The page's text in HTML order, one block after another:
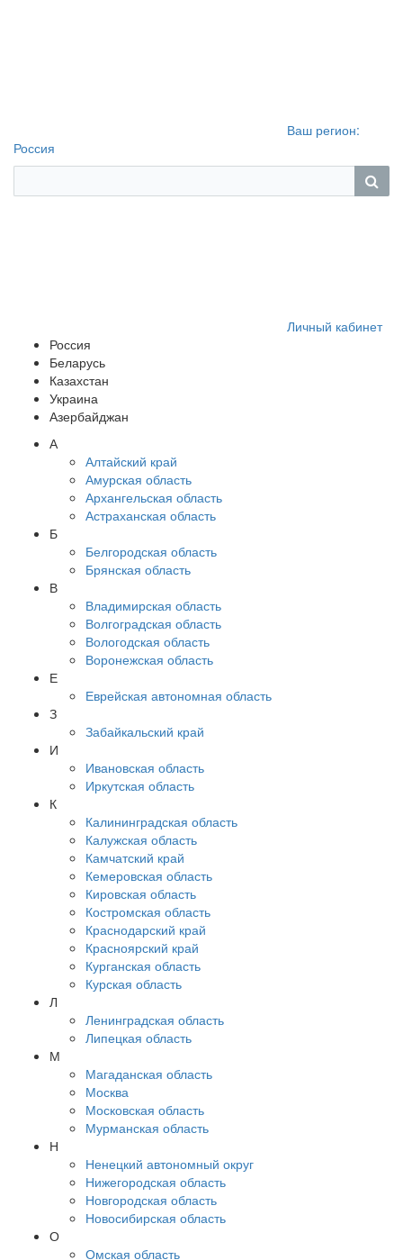
Ваш регион:
Россия
Личный кабинет
Россия
Беларусь
Казахстан
Украина
Азербайджан
А
Алтайский край
Амурская область
Архангельская область
Астраханская область
Б
Белгородская область
Брянская область
В
Владимирская область
Волгоградская область
Вологодская область
Воронежская область
Е
Еврейская автономная область
З
Забайкальский край
И
Ивановская область
Иркутская область
К
Калининградская область
Калужская область
Камчатский край
Кемеровская область
Кировская область
Костромская область
Краснодарский край
Красноярский край
Курганская область
Курская область
Л
Ленинградская область
Липецкая область
М
Магаданская область
Москва
Московская область
Мурманская область
Н
Ненецкий автономный округ
Нижегородская область
Новгородская область
Новосибирская область
О
Омская область